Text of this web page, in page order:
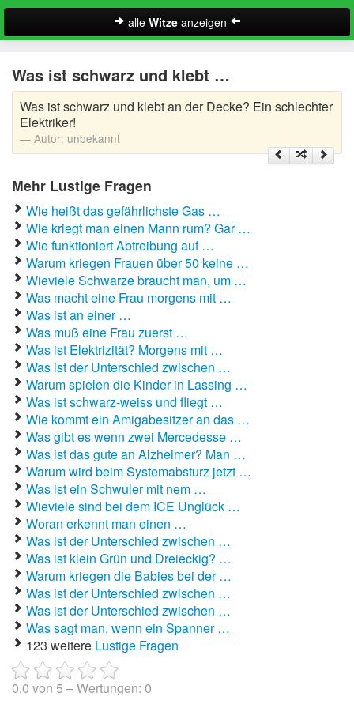
alle Witzeanzeigen
A-Klasse Witze
Akademiker Witze
Al Bundy Sprüche
Alle Kinder Sprüche
Anrufbeantworter Ansagen
Antiwitze
Anwaltswitze
Arbeitswitze
Arztwitze
Autoaufkleber Sprüche
Bankerwitze
Bart Simpson Sprüche
Bauernregeln
Bauernwitze
Bayern Witze
Beamtenwitze
Bierwitze
Bill Clinton Witze
Blondinenwitze
Suche
Was ist schwarz und klebt …
Was ist schwarz und klebt an der Decke? Ein schlechter
Elektriker!
Autor: unbekannt
Mehr Lustige Fragen
Wie heißt das gefährlichste Gas …
Wie kriegt man einen Mann rum? Gar …
Wie funktioniert Abtreibung auf …
Warum kriegen Frauen über 50 keine …
Wieviele Schwarze braucht man, um …
Was macht eine Frau morgens mit …
Was ist an einer …
Was muß eine Frau zuerst …
Was ist Elektrizität? Morgens mit …
Was ist der Unterschied zwischen …
Warum spielen die Kinder in Lassing …
Was ist schwarz-weiss und fliegt …
Wie kommt ein Amigabesitzer an das …
Was gibt es wenn zwei Mercedesse …
Was ist das gute an Alzheimer? Man …
Warum wird beim Systemabsturz jetzt …
Was ist ein Schwuler mit nem …
Wieviele sind bei dem ICE Unglück …
Woran erkennt man einen …
Was ist der Unterschied zwischen …
Was ist klein Grün und Dreieckig? …
Warum kriegen die Babies bei der …
Was ist der Unterschied zwischen …
Was ist der Unterschied zwischen …
Was sagt man, wenn ein Spanner …
123 weitere Lustige Fragen
0.0 von 5 – Wertungen: 0